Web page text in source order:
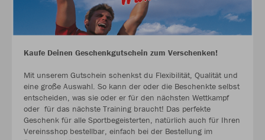
Kaufe Deinen Geschenkgutschein zum Verschenken!
Mit unserem Gutschein schenkst du Flexibilität, Qualität und
eine große Auswahl. So kann der oder die Beschenkte selbst
entscheiden, was sie oder er für den nächsten Wettkampf
oder für das nächste Training braucht! Das perfekte
Geschenk für alle Sportbegeisterten, natürlich auch für Ihren
Vereinsshop bestellbar, einfach bei der Bestellung im